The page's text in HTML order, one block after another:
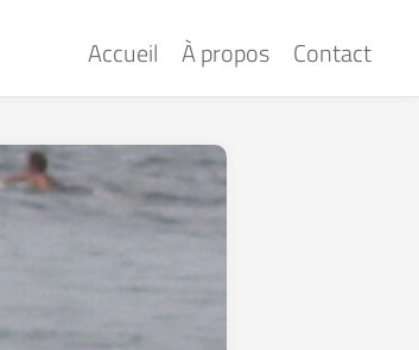
Accueil À propos Contact